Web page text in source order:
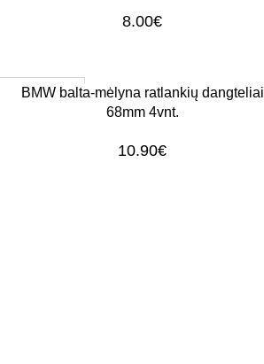
8.00€
1–3 d. d.
Į KREPŠELĮ
BMW balta-mėlyna ratlankių dangteliai
68mm 4vnt.
10.90€